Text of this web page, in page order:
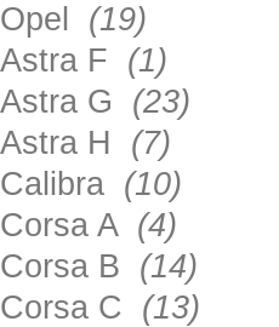
Opel (19)
Astra F (1)
Astra G (23)
Astra H (7)
Calibra (10)
Corsa A (4)
Corsa B (14)
Corsa C (13)